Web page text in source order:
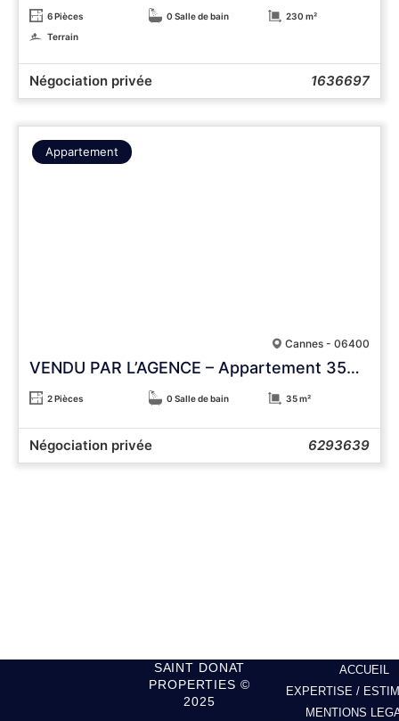
6 Pièces 0 Salle de bain
230 m²
Terrain
Négociation privée 1636697
Appartement
Cannes - 06400
VENDU PAR L’AGENCE – Appartement 35m2 avec terrasse vue mer
2 Pièces 0 Salle de bain 35 m²
Négociation privée 6293639
SAINT DONAT
PROPERTIES ©
2025
ACCUEIL
EXPERTISE /
MENTIONS